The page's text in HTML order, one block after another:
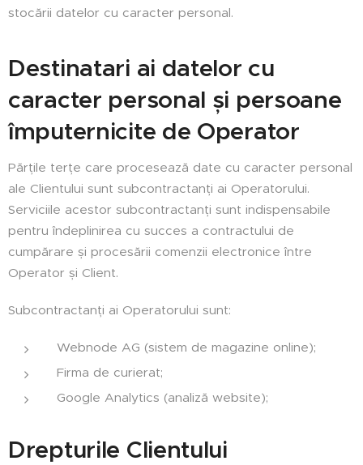
stocării datelor cu caracter personal.
Destinatari ai datelor cu
caracter personal și persoane
împuternicite de Operator
Părțile terțe care procesează date cu caracter personal
ale Clientului sunt subcontractanți ai Operatorului.
Serviciile acestor subcontractanți sunt indispensabile
pentru îndeplinirea cu succes a contractului de
cumpărare și procesării comenzii electronice între
Operator și Client.
Subcontractanți ai Operatorului sunt:
Webnode AG (sistem de magazine online);
Firma de curierat;
Google Analytics (analiză website);
Drepturile Clientului